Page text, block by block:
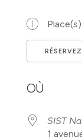
OÙ
SIST
1